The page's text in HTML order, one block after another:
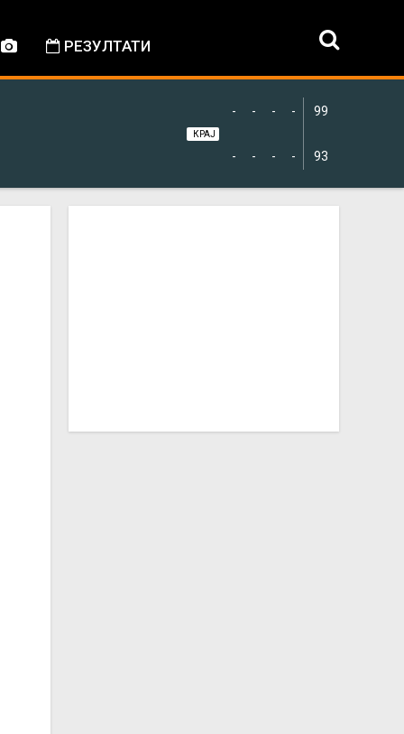
РЕЗУЛТАТИ
99
93
-
-
-
-
-
-
-
-
КРАЈ